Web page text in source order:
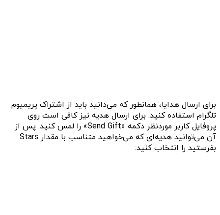
برای ارسال هدایا، همانطور که می‌دانید باید از اشتراک پریمیوم
تلگرام استفاده کنید. برای ارسال هدیه نیز کافی‌ است روی
پروفایل کاربر موردنظر دکمه «Send Gift» را لمس کنید. پس از
آن می‌توانید هدیه‌ای که می‌خواهید متناسب با مقدار Stars
بفرستید را انتخاب کنید.